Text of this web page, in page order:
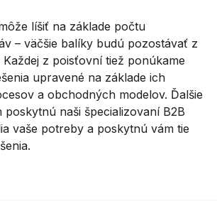
líšiť na základe počtu
– väčšie balíky budú pozostávať z
z poisťovní tiež ponúkame
upravené na základe ich
a obchodných modelov. Ďalšie
poskytnú naši špecializovaní B2B
vaše potreby a poskytnú vám tie